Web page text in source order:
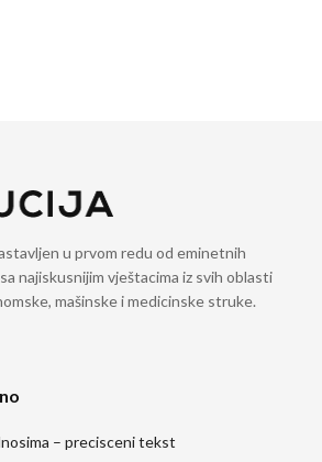
u prvom redu od eminetnih
najiskusnijim vještacima iz svih oblasti
mašinske i medicinske struke.
– precisceni tekst